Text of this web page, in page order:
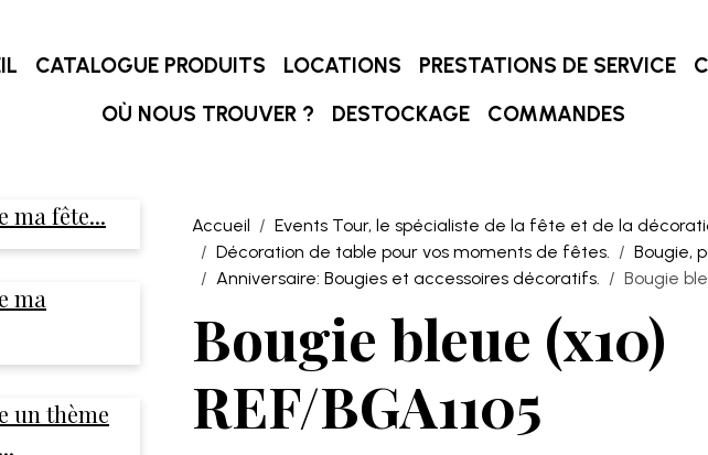
CATALOGUE PRODUITS LOCATIONS PRESTATIONS DE SERVICE
OÙ NOUS TROUVER ?
DESTOCKAGE COMMANDES
Accueil
Events Tour, le spécialiste de la fête et de la
Décoration de table pour vos moments de fêtes.
Bougie,
Anniversaire: Bougies et accessoires décoratifs.
Bougie
Bougie bleue (x10)
REF/BGA1105
ma fête...
ma
un thème